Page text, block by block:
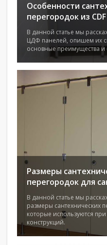
Особенности
перегородок из CDF
В данной статье мы
ЦДФ панелей, опишем их
основные преимущества и
Размеры
перегородок для
В данной статье мы
размеры сантехнических
которые используются
конструкций.